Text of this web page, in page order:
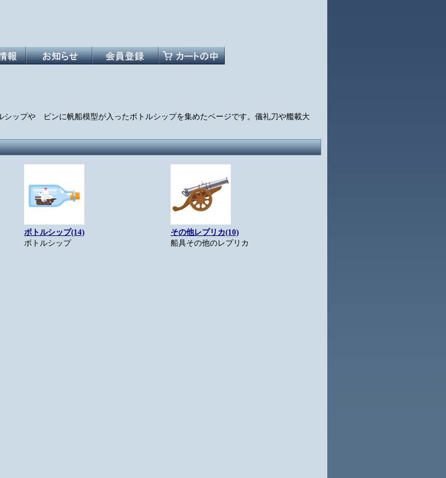
シップや ビンに帆船模型が入ったボトルシップを集めたページです。儀礼刀や艦載大
ボトルシップ(14)
ボトルシップ
その他レプリカ(10)
船具その他のレプリカ